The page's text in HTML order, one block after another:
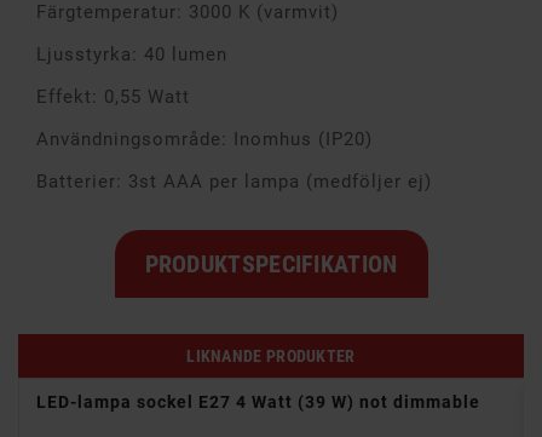
Färgtemperatur: 3000 K (varmvit)
Ljusstyrka: 40 lumen
Effekt: 0,55 Watt
Användningsområde: Inomhus (IP20)
Batterier: 3st AAA per lampa (medföljer ej)
PRODUKTSPECIFIKATION
LIKNANDE PRODUKTER
LED-lampa sockel E27 4 Watt (39 W) not dimmable